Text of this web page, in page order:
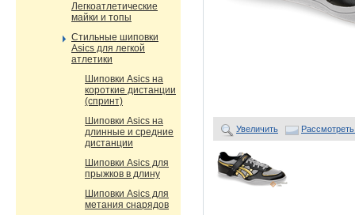
Увеличить
Легкоатлетические
майки и топы
Стильные шиповки
Asics для легкой
атлетики
Шиповки Asics на
короткие дистанции
(спринт)
Шиповки Asics на
длинные и средние
дистанции
Шиповки Asics для
прыжков в длину
Шиповки Asics для
метания снарядов